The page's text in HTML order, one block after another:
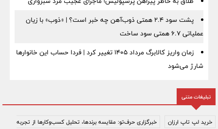
پشت سود ۲.۴ همتی ذوب‌آهن چه خبر است؟ | «ذوب» با زیان
عملیاتی ۶.۷ همتی سود ساخت
زمان واریز کالابرگ مرداد ۱۴۰۵ تغییر کرد | فردا حساب این خانوارها
شارژ می‌شود
تبلیغات متنی
خرید لپ تاپ ارزان خبرگزاری حرف‌تو: مقایسه برندها، تحلیل کسب‌وکارها از تجربه